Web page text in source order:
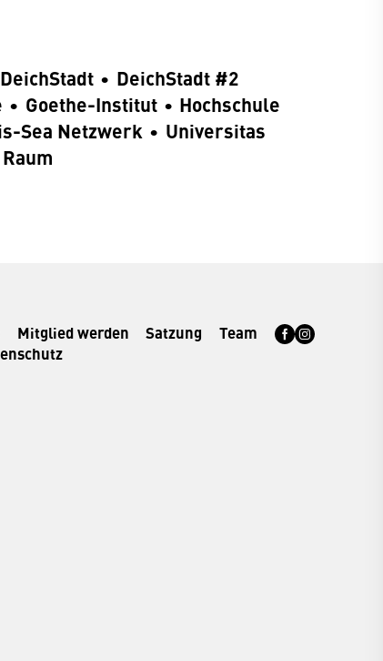
DeichStadt
DeichStadt #2
Goethe-Institut
Hochschule
Sea Netzwerk
Universitas
Mitglied werden Satzung
Team